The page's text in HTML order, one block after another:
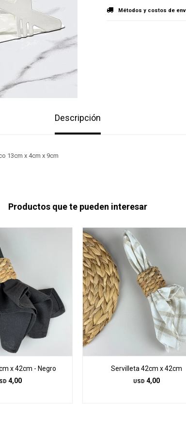
Métodos y costos de
Descripción
13cm x 4cm x 9cm
Productos que te pueden interesar
x 42cm - Negro
4,00
Servilleta 42cm x 42cm
USD 4,00